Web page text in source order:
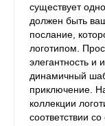
существует
должен быть
послание,
логотипом.
элегантность и
динамичный
приключение.
коллекции
соответствии